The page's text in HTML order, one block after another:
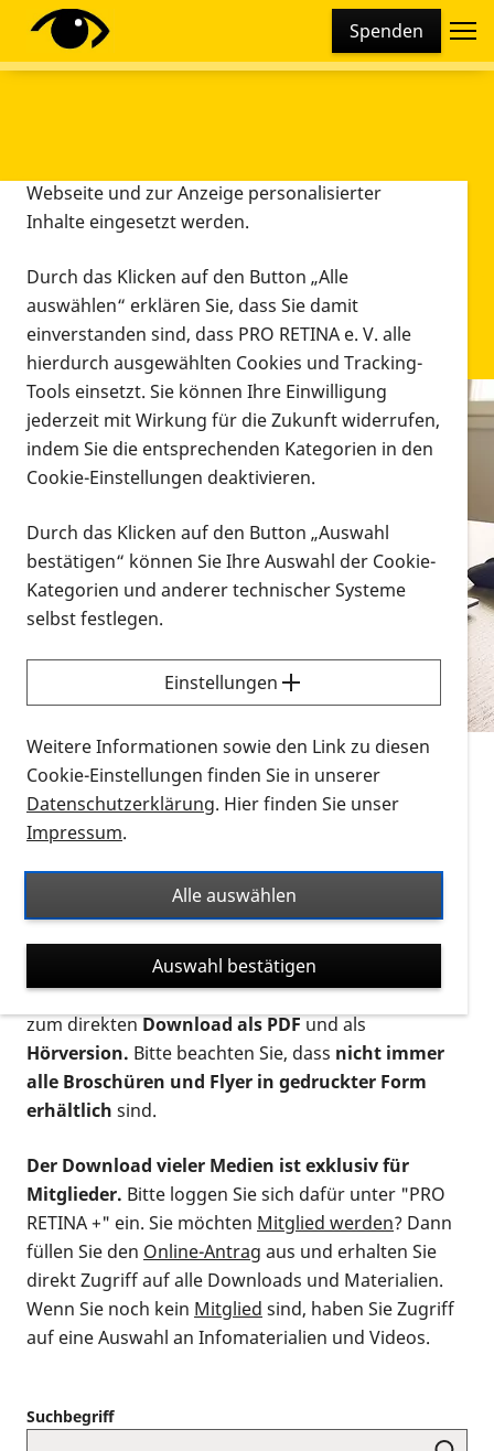
Spenden
Infomaterial
Infomaterial
Vorlesen
Alle Infomaterialien in verschiedenen
Formaten an einem Ort
Sie möchten wissen, wie Sie nach Infonmaterial
suchen und dieses bestellen bzw. herunterladen
können? Schauen Sie sich dieErklärvideos zum
Thema Infomaterial auf der PRO RETINA-Website
für blinde und sehbehinderte Menschen an.
Auf dieser Seite finden Sie sämtliches Infomaterial
Ort. Nutzen Sie den Formatfilter, um ausschließlich
nach Flyern und Broschüren, Audios oder Videos zu
suchen. Die meisten Flyer und Broschüren werden in
verschiedenen Formaten angeboten: zur
postalischen Bestellung als gedruckte Variante
zum direktenDownload als PDFund als
Hörversion. Bitte beachten Sie, dass nicht immer
alle Broschüren und Flyer in gedruckter Form
erhältlich sind.
Der Download vieler Medien ist exklusiv für
Mitglieder. Bitte loggen Sie sich dafür unter "PRO
RETINA +" ein. Sie möchten Mitglied werden? Dann
füllen Sie den Online-Antrag aus und erhalten Sie
direkt Zugriff auf alle Downloads und Materialien.
Wenn Sie noch kein Mitglied sind, haben Sie Zugriff
auf eine Auswahl an Infomaterialien und Videos.
Suchbegriff
Diese Webseite setzt verschiedene Cookies und
Tracking-Tools ein. Dies beinhaltet Cookies und
Webseite und zur Anzeige personalisierter
Inhalte eingesetzt werden.
Durch das Klicken auf den Button „Alle
auswählen“ erklären Sie, dass Sie damit
einverstanden sind, dass PRO RETINA e. V. alle
hierdurch ausgewählten Cookies und Tracking-
Tools einsetzt. Sie können Ihre Einwilligung
jederzeit mit Wirkung für die Zukunft widerrufen,
indem Sie die entsprechenden Kategorien in den
Cookie-Einstellungen deaktivieren.
Durch das Klicken auf den Button „Auswahl
bestätigen“ können Sie Ihre Auswahl der Cookie-
Kategorien und anderer technischer Systeme
selbst festlegen.
Einstellungen
Weitere Informationen sowie den Link zu diesen
Cookie-Einstellungen finden Sie in unserer
Datenschutzerklärung. Hier finden Sie unser
Impressum.
Alle auswählen
Auswahl bestätigen